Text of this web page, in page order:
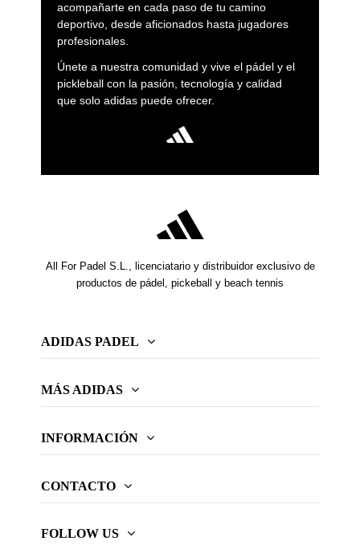
acompañarte en cada paso de tu camino
deportivo, desde aficionados hasta jugadores
profesionales.
Únete a nuestra comunidad y vive el pádel y el
pickleball con la pasión, tecnología y calidad
que solo adidas puede ofrecer.
All For Padel S.L., licenciatario y distribuidor exclusivo de
productos de pádel, pickeball y beach tennis
ADIDAS PADEL
MÁS ADIDAS
INFORMACIÓN
CONTACTO
FOLLOW US